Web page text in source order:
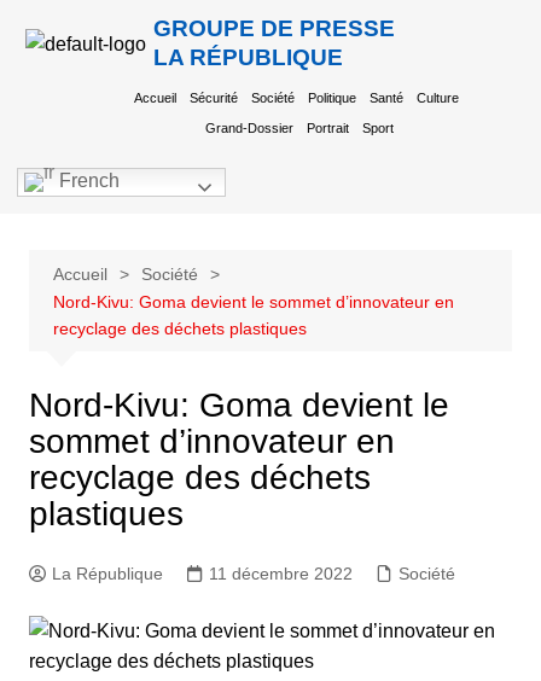
GROUPE DE PRESSE
LA RÉPUBLIQUE
Accueil Sécurité Société Politique Santé Culture
Grand-Dossier Portrait Sport
French
Accueil
Société
Nord-Kivu: Goma devient le sommet d’innovateur en
recyclage des déchets plastiques
Nord-Kivu: Goma devient le
sommet d’innovateur en
recyclage des déchets
plastiques
La République 11 décembre 2022 Société